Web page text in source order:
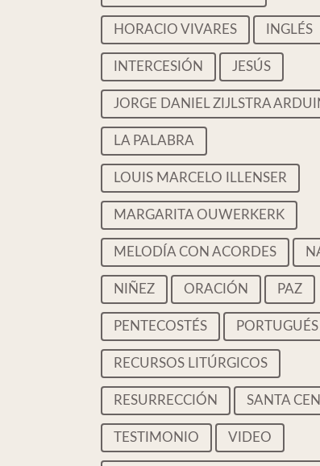
HORACIO VIVARES INGLÉS
INTERCESIÓN JESÚS
JORGE DANIEL ZIJLSTRA
LA PALABRA
LOUIS MARCELO ILLENSER
MARGARITA OUWERKERK
MELODÍA CON ACORDES
NIÑEZ ORACIÓN PAZ
PENTECOSTÉS PORTUGUÉS
RECURSOS LITÚRGICOS
RESURRECCIÓN SANTA
TESTIMONIO VIDEO